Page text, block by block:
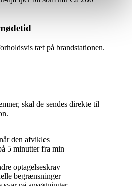
tæt på brandstationen.
skal de sendes direkte til
den afvikles
5 minutter fra min
optagelseskrav
begrænsninger